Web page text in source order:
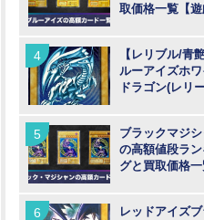
取価格一覧【遊
【レリブル/青
ルーアイズホワ
ドラゴン(レリ
ブラックマジ
の高額値段ラ
グと買取価格
レッドアイズ